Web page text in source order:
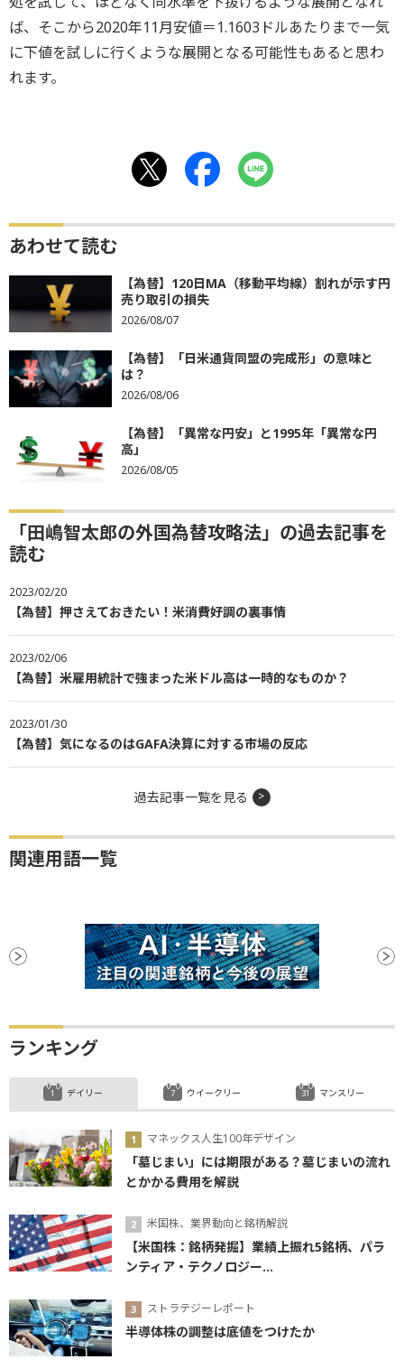
ば、そこから2020年11月安値＝1.1603ドルあたりまで一気
に下値を試しに行くような展開となる可能性もあると思わ
れます。
あわせて読む
【為替】120日MA（移動平均線）割れが示す円
売り取引の損失
2026/08/07
【為替】「日米通貨同盟の完成形」の意味と
は？
2026/08/06
【為替】「異常な円安」と1995年「異常な円
高」
2026/08/05
「田嶋智太郎の外国為替攻略法」の過去記事を
読む
2023/02/20
【為替】押さえておきたい！米消費好調の裏事情
2023/02/06
【為替】米雇用統計で強まった米ドル高は一時的なものか？
2023/01/30
【為替】気になるのはGAFA決算に対する市場の反応
過去記事一覧を見る
関連用語一覧
ランキング
デイリー
マネックス人生100年デザイン
「墓じまい」には期限がある？墓じまいの流れ
とかかる費用を解説
米国株、業界動向と銘柄解説
【米国株：銘柄発掘】業績上振れ5銘柄、パラ
ンティア・テクノロジー...
ストラテジーレポート
半導体株の調整は底値をつけたか
ウイークリー マンスリー